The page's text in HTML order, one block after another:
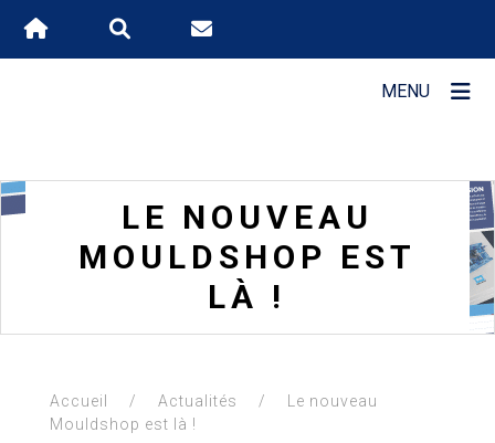
MENU
STAVEM
ATOUTS
LE NOUVEAU
MOULDSHOP EST
LÀ !
Accueil / Actualités /
Le nouveau
Mouldshop est là !